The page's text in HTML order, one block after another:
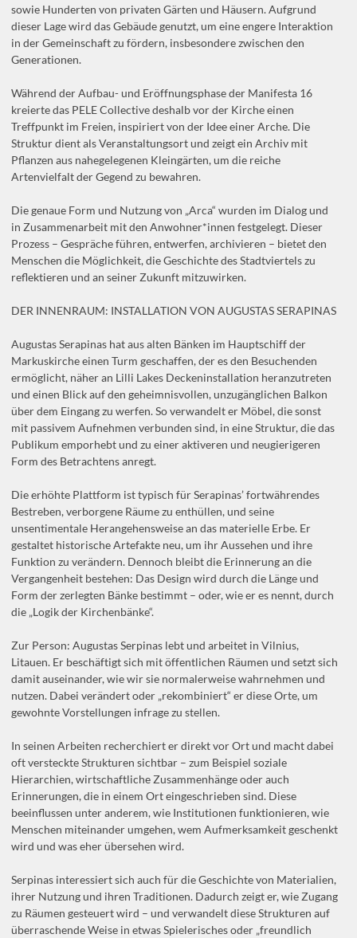
sowie Hunderten von privaten Gärten und Häusern. Aufgrund
dieser Lage wird das Gebäude genutzt, um eine engere Interaktion
in der Gemeinschaft zu fördern, insbesondere zwischen den
Generationen.
Während der Aufbau- und Eröffnungsphase der Manifesta 16
kreierte das PELE Collective deshalb vor der Kirche einen
Treffpunkt im Freien, inspiriert von der Idee einer Arche. Die
Struktur dient als Veranstaltungsort und zeigt ein Archiv mit
Pflanzen aus nahegelegenen Kleingärten, um die reiche
Artenvielfalt der Gegend zu bewahren.
Die genaue Form und Nutzung von „Arca“ wurden im Dialog und
in Zusammenarbeit mit den Anwohner*innen festgelegt. Dieser
Prozess – Gespräche führen, entwerfen, archivieren – bietet den
Menschen die Möglichkeit, die Geschichte des Stadtviertels zu
reflektieren und an seiner Zukunft mitzuwirken.
DER INNENRAUM: INSTALLATION VON AUGUSTAS SERAPINAS
Augustas Serapinas hat aus alten Bänken im Hauptschiff der
Markuskirche einen Turm geschaffen, der es den Besuchenden
ermöglicht, näher an Lilli Lakes Deckeninstallation heranzutreten
und einen Blick auf den geheimnisvollen, unzugänglichen Balkon
über dem Eingang zu werfen. So verwandelt er Möbel, die sonst
mit passivem Aufnehmen verbunden sind, in eine Struktur, die das
Publikum emporhebt und zu einer aktiveren und neugierigeren
Form des Betrachtens anregt.
Die erhöhte Plattform ist typisch für Serapinas’ fortwährendes
Bestreben, verborgene Räume zu enthüllen, und seine
unsentimentale Herangehensweise an das materielle Erbe. Er
gestaltet historische Artefakte neu, um ihr Aussehen und ihre
Funktion zu verändern. Dennoch bleibt die Erinnerung an die
Vergangenheit bestehen: Das Design wird durch die Länge und
Form der zerlegten Bänke bestimmt – oder, wie er es nennt, durch
die „Logik der Kirchenbänke“.
Zur Person: Augustas Serpinas lebt und arbeitet in Vilnius,
Litauen. Er beschäftigt sich mit öffentlichen Räumen und setzt sich
damit auseinander, wie wir sie normalerweise wahrnehmen und
nutzen. Dabei verändert oder „rekombiniert“ er diese Orte, um
gewohnte Vorstellungen infrage zu stellen.
In seinen Arbeiten recherchiert er direkt vor Ort und macht dabei
oft versteckte Strukturen sichtbar – zum Beispiel soziale
Hierarchien, wirtschaftliche Zusammenhänge oder auch
Erinnerungen, die in einem Ort eingeschrieben sind. Diese
beeinflussen unter anderem, wie Institutionen funktionieren, wie
Menschen miteinander umgehen, wem Aufmerksamkeit geschenkt
wird und was eher übersehen wird.
Serpinas interessiert sich auch für die Geschichte von Materialien,
ihrer Nutzung und ihren Traditionen. Dadurch zeigt er, wie Zugang
zu Räumen gesteuert wird – und verwandelt diese Strukturen auf
überraschende Weise in etwas Spielerisches oder „freundlich